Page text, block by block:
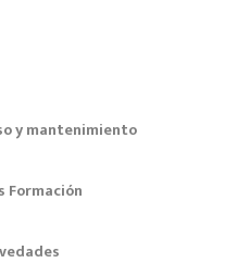
y mantenimiento
Formación